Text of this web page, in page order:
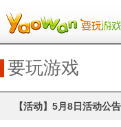
要玩游戏
【活动】5月8日活动公告